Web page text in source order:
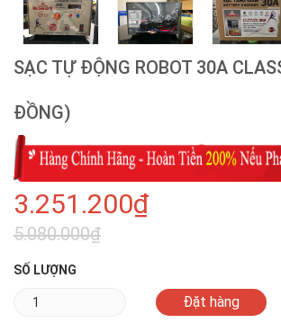
SẠC TỰ ĐỘNG ROBOT 30A
ĐỒNG)
3.251.200₫
5.080.000₫
SỐ LƯỢNG